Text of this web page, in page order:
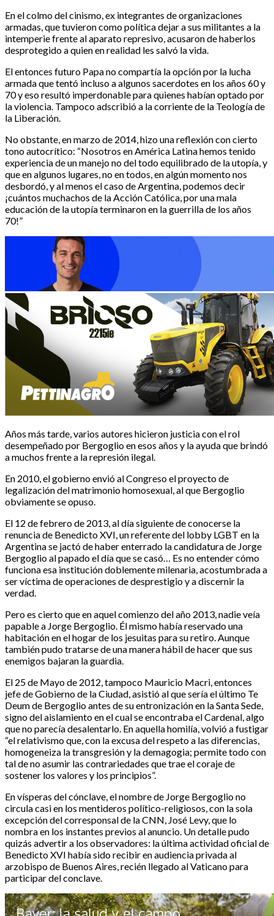
En el colmo del cinismo, ex integrantes de organizaciones
armadas, que tuvieron como política dejar a sus militantes a la
intemperie frente al aparato represivo, acusaron de haberlos
desprotegido a quien en realidad les salvó la vida.
El entonces futuro Papa no compartía la opción por la lucha
armada que tentó incluso a algunos sacerdotes en los años 60 y
70 y eso resultó imperdonable para quienes habían optado por
la violencia. Tampoco adscribió a la corriente de la Teología de
la Liberación.
No obstante, en marzo de 2014, hizo una reflexión con cierto
tono autocrítico: “Nosotros en América Latina hemos tenido
experiencia de un manejo no del todo equilibrado de la utopía, y
que en algunos lugares, no en todos, en algún momento nos
desbordó, y al menos el caso de Argentina, podemos decir
¡cuántos muchachos de la Acción Católica, por una mala
educación de la utopía terminaron en la guerrilla de los años
70!”
Años más tarde, varios autores hicieron justicia con el rol
desempeñado por Bergoglio en esos años y la ayuda que brindó
a muchos frente a la represión ilegal.
En 2010, el gobierno envió al Congreso el proyecto de
legalización del matrimonio homosexual, al que Bergoglio
obviamente se opuso.
El 12 de febrero de 2013, al día siguiente de conocerse la
renuncia de Benedicto XVI, un referente del lobby LGBT en la
Argentina se jactó de haber enterrado la candidatura de Jorge
Bergoglio al papado el día que se casó… Es no entender cómo
funciona esa institución doblemente milenaria, acostumbrada a
ser víctima de operaciones de desprestigio y a discernir la
verdad.
Pero es cierto que en aquel comienzo del año 2013, nadie veía
papable a Jorge Bergoglio. Él mismo había reservado una
habitación en el hogar de los jesuitas para su retiro. Aunque
también pudo tratarse de una manera hábil de hacer que sus
enemigos bajaran la guardia.
El 25 de Mayo de 2012, tampoco Mauricio Macri, entonces
jefe de Gobierno de la Ciudad, asistió al que sería el último Te
Deum de Bergoglio antes de su entronización en la Santa Sede,
signo del aislamiento en el cual se encontraba el Cardenal, algo
que no parecía desalentarlo. En aquella homilía, volvió a fustigar
“el relativismo que, con la excusa del respeto a las diferencias,
homogeneiza la transgresión y la demagogia; permite todo con
tal de no asumir las contrariedades que trae el coraje de
sostener los valores y los principios”.
En vísperas del cónclave, el nombre de Jorge Bergoglio no
circula casi en los mentideros político-religiosos, con la sola
excepción del corresponsal de la CNN, José Levy, que lo
nombra en los instantes previos al anuncio. Un detalle pudo
quizás advertir a los observadores: la última actividad oficial de
Benedicto XVI había sido recibir en audiencia privada al
arzobispo de Buenos Aires, recién llegado al Vaticano para
participar del conclave.